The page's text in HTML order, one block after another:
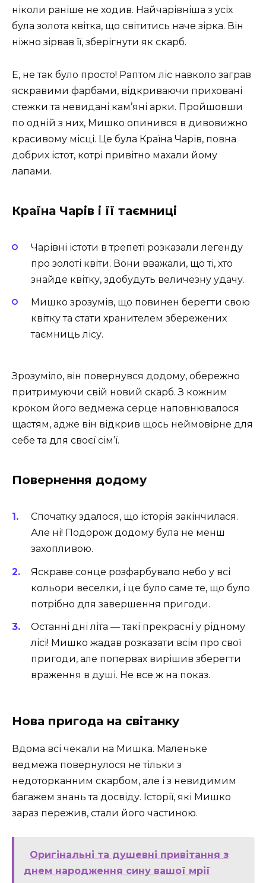
ніколи раніше не ходив. Найчарівніша з усіх
була золота квітка, що світитись наче зірка. Він
ніжно зірвав її, зберігнути як скарб.
Е, не так було просто! Раптом ліс навколо заграв
яскравими фарбами, відкриваючи приховані
стежки та невидані кам’яні арки. Пройшовши
по одній з них, Мишко опинився в дивовижно
красивому місці. Це була Країна Чарів, повна
добрих істот, котрі привітно махали йому
лапами.
Країна Чарів і її таємниці
Чарівні істоти в трепеті розказали легенду
про золоті квіти. Вони вважали, що ті, хто
знайде квітку, здобудуть величезну удачу.
Мишко зрозумів, що повинен берегти свою
квітку та стати хранителем збережених
таємниць лісу.
Зрозуміло, він повернувся додому, обережно
притримуючи свій новий скарб. З кожним
кроком його ведмежа серце наповнювалося
щастям, адже він відкрив щось неймовірне для
себе та для своєї сім’ї.
Повернення додому
Спочатку здалося, що історія закінчилася.
Але ні! Подорож додому була не менш
захопливою.
Яскраве сонце розфарбувало небо у всі
кольори веселки, і це було саме те, що було
потрібно для завершення пригоди.
Останні дні літа — такі прекрасні у рідному
лісі! Мишко жадав розказати всім про свої
пригоди, але попервах вирішив зберегти
враження в душі. Не все ж на показ.
Нова пригода на світанку
Вдома всі чекали на Мишка. Маленьке
ведмежа повернулося не тільки з
недоторканним скарбом, але і з невидимим
багажем знань та досвіду. Історії, які Мишко
зараз пережив, стали його частиною.
Оригінальні та душевні привітання з
днем народження сину вашої мрії